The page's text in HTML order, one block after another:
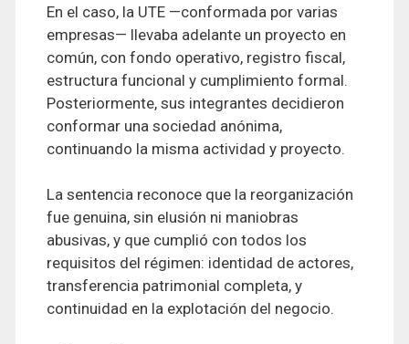
En el caso, la UTE —conformada por varias
empresas— llevaba adelante un proyecto en
común, con fondo operativo, registro fiscal,
estructura funcional y cumplimiento formal.
Posteriormente, sus integrantes decidieron
conformar una sociedad anónima,
continuando la misma actividad y proyecto.
La sentencia reconoce que la reorganización
fue genuina, sin elusión ni maniobras
abusivas, y que cumplió con todos los
requisitos del régimen: identidad de actores,
transferencia patrimonial completa, y
continuidad en la explotación del negocio.